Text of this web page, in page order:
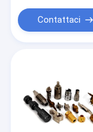
Contattaci